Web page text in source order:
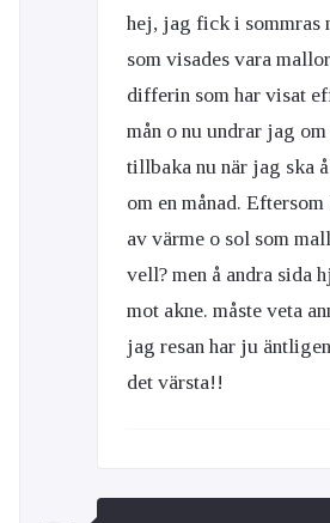
hej, jag fick i sommras
som visades vara
differin som har visat
mån o nu undrar jag
tillbaka nu när jag ska
om en månad.
av värme o sol som
vell? men å andra sida
mot akne. måste veta
jag resan har ju
det värsta!!